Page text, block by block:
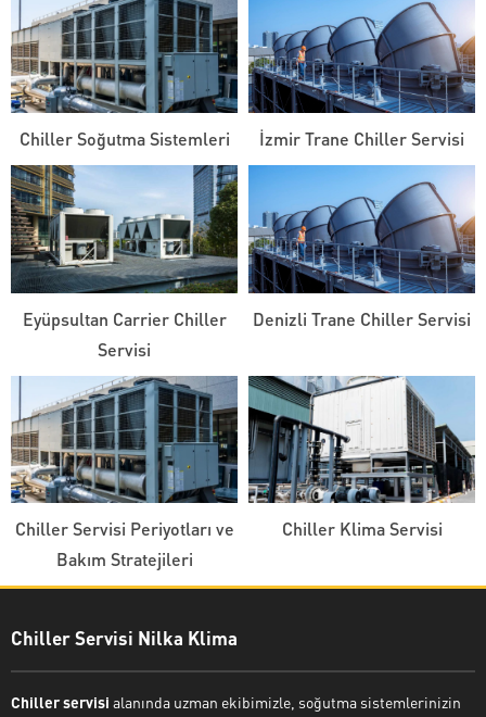
Chiller Soğutma Sistemleri İzmir Trane Chiller Servisi
Eyüpsultan Carrier Chiller
Servisi
Denizli Trane Chiller Servisi
Chiller Servisi Periyotları ve
Bakım Stratejileri
Chiller Klima Servisi
Chiller Servisi Nilka Klima
Chiller servisi alanında uzman ekibimizle, soğutma sistemlerinizin